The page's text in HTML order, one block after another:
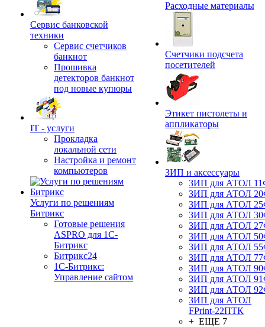
Сервис банковской
техники
Сервис счетчиков
банкнот
Прошивка
детекторов банкнот
под новые купюры
IT - услуги
Прокладка
локальной сети
Настройка и ремонт
компьютеров
Услуги по решениям
Битрикс
Готовые решения
ASPRO для 1С-
Битрикс
Битрикс24
1С-Битрикс:
Управление сайтом
Расходные материалы
Счетчики подсчета
посетителей
Этикет пистолеты и
аппликаторы
ЗИП и аксессуары
ЗИП для АТОЛ
ЗИП для АТОЛ
ЗИП для АТОЛ
ЗИП для АТОЛ
ЗИП для АТОЛ
ЗИП для АТОЛ
ЗИП для АТОЛ
ЗИП для АТОЛ
ЗИП для АТОЛ
ЗИП для АТОЛ
ЗИП для АТОЛ
ЗИП для АТОЛ
FPrint-22ПТК
+ ЕЩЕ 7